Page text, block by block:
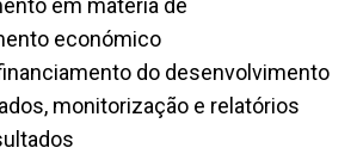
em matéria de
económico
do desenvolvimento
monitorização e relatórios